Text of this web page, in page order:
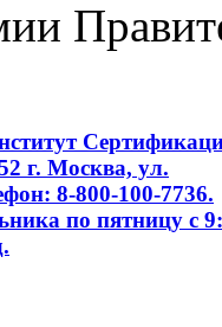
г. Москва, ул.
8-800-100-7736.
по пятницу с